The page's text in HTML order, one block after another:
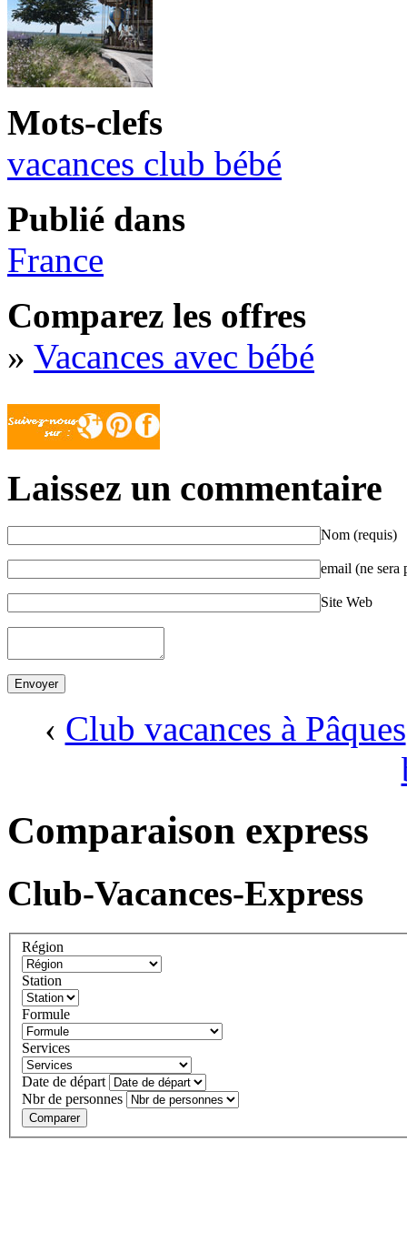
Mots-clefs
vacances club bébé
Publié dans
France
Comparez les offres
» Vacances avec bébé
Laissez un commentaire
Nom (requis)
email (ne sera
Site Web
‹ Club vacances à Pâques
Comparaison express
Club-Vacances-Express
Région
Station
Formule
Services
Date de départ
Nbr de personnes
Comparer